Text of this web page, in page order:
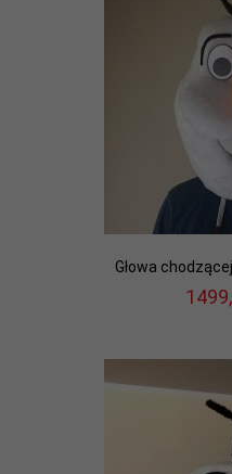
Głowa
1499,